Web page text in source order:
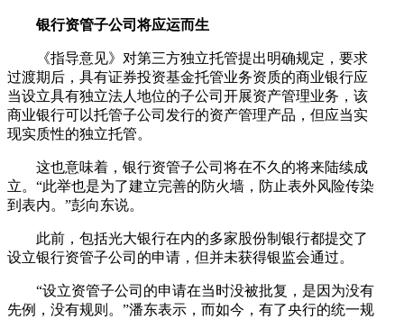
银行资管子公司将应运而生
《指导意见》对第三方独立托管提出明确规定，要求
过渡期后，具有证券投资基金托管业务资质的商业银行应
当设立具有独立法人地位的子公司开展资产管理业务，该
商业银行可以托管子公司发行的资产管理产品，但应当实
现实质性的独立托管。
这也意味着，银行资管子公司将在不久的将来陆续成
立。“此举也是为了建立完善的防火墙，防止表外风险传染
到表内。”彭向东说。
此前，包括光大银行在内的多家股份制银行都提交了
设立银行资管子公司的申请，但并未获得银监会通过。
“设立资管子公司的申请在当时没被批复，是因为没有
先例，没有规则。”潘东表示，而如今，有了央行的统一规